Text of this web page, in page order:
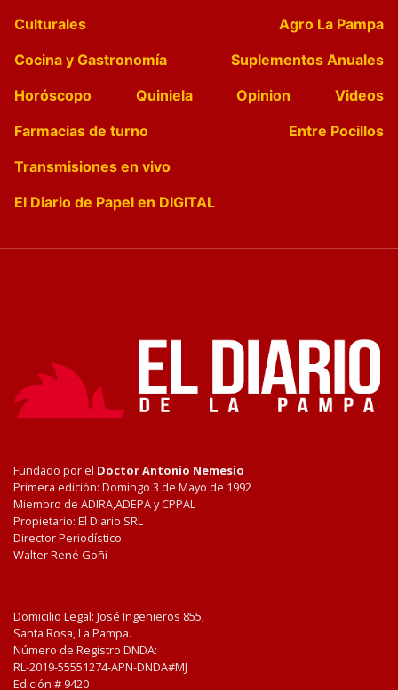
Culturales
Agro La Pampa
Cocina y Gastronomía
Suplementos Anuales
Horóscopo
Quiniela Opinion
Videos
Farmacias de turno
Entre Pocillos
Transmisiones en vivo
El Diario de Papel en DIGITAL
Fundado por el Doctor Antonio Nemesio
Primera edición: Domingo 3 de Mayo de 1992
Miembro de ADIRA,ADEPA y CPPAL
Propietario: El Diario SRL
Director Periodístico:
Walter René Goñi
Domicilio Legal: José Ingenieros 855,
Santa Rosa, La Pampa.
Número de Registro DNDA:
RL-2019-55551274-APN-DNDA#MJ
Edición # 9420